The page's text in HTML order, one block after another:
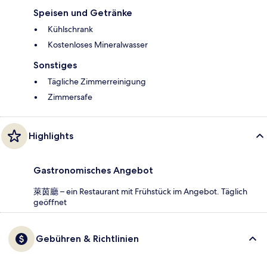
Speisen und Getränke
Kühlschrank
Kostenloses Mineralwasser
Sonstiges
Tägliche Zimmerreinigung
Zimmersafe
Highlights
Gastronomisches Angebot
萊茵廳 – ein Restaurant mit Frühstück im Angebot. Täglich
geöffnet
Gebühren & Richtlinien